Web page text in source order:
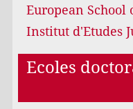
European School
Institut d'Etudes
Ecoles